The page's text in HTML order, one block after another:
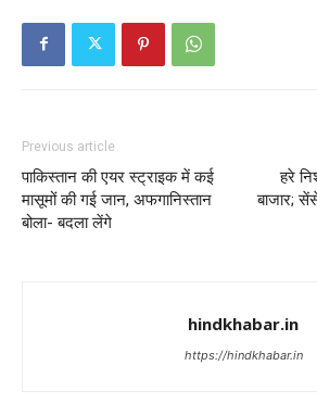
Previous article
पाकिस्तान की एयर स्ट्राइक में कई
मासूमों की गई जान, अफगानिस्तान
बोला- बदला लेंगे
हरे
बाजार;
hindkhabar.in
https://hindkhabar.in